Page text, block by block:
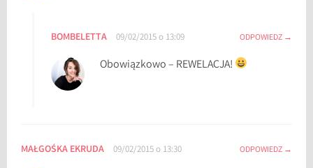
BOMBELETTA 09/02/2015 o 13:09 ODPOWIEDZ
Obowiązkowo – REWELACJA!
MAŁGOŚKA EKRUDA 09/02/2015 o 13:30 ODPOWIEDZ